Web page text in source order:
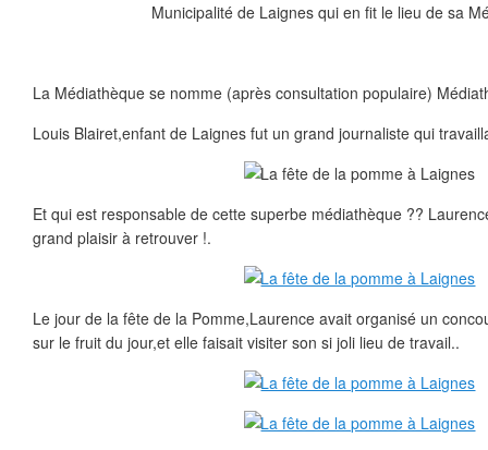
Municipalité de Laignes qui en fit le lieu de sa
La Médiathèque se nomme (après consultation populaire)
Louis Blairet,enfant de Laignes fut un grand journaliste qui
Et qui est responsable de cette superbe médiathèque ??
grand plaisir à retrouver !.
Le jour de la fête de la Pomme,Laurence avait organisé un
sur le fruit du jour,et elle faisait visiter son si joli lieu de travail..